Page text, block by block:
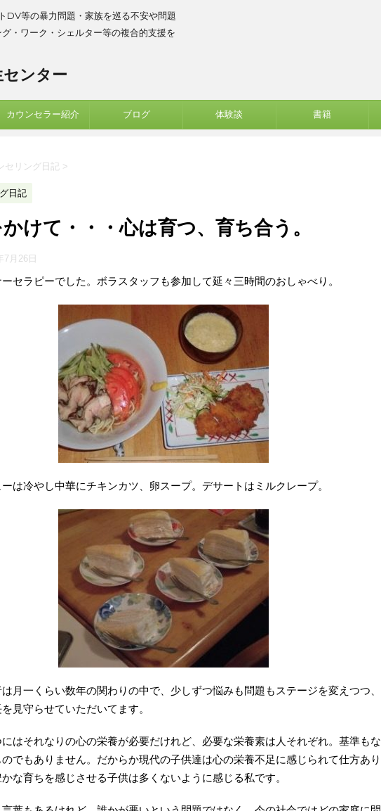
DV等の暴力問題・家族を巡る不安や問題
・ワーク・シェルター等の複合的支援を
センター
カウンセラー紹介 ブログ 体験談 書籍
セリング日記 >
日記
けて・・・心は育つ、育ち合う。
7月26日
セラピーでした。ボラスタッフも参加して延々三時間のおしゃべり。
は冷やし中華にチキンカツ、卵スープ。デサートはミルクレープ。
月一くらい数年の関わりの中で、少しずつ悩みも問題もステージを変えつつ、
見守らせていただいてます。
にはそれなりの心の栄養が必要だけれど、必要な栄養素は人それぞれ。基準もな
でもありません。だからか現代の子供達は心の栄養不足に感じられて仕方あり
な育ちを感じさせる子供は多くないように感じる私です。